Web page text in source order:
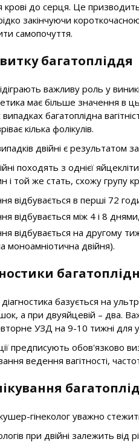
до серця. Це призводить
закінчуючи
самопочуття.
багатопліддя
важливу роль у
має більше значення в
багатоплідна
кілька фолікулів.
двійні є результатом
походять з однієї
той же стать, схожу групу
відбувається в перші 72
відбувається між 4 і 8
відбувається на другому
моноамніотична двійня).
базується на
а при двуяйцевій – два.
УЗД на 9-10 тижні для
предписують обов'язково
ведення вагітності,
гінеколог уважно
при двійні залежить від